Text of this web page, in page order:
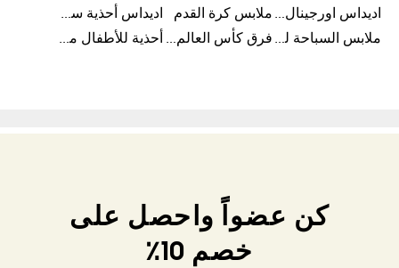
اديداس اورجينال ملابس ملابس كرة القدم
اديداس أحذية سوبرنوفا للرجال
ملابس السباحة للرجال
فرق كأس العالم FIFA 26™ أحذية للأطفال من 8 إلى 16 سنة
كن عضواً واحصل على
خصم 10٪